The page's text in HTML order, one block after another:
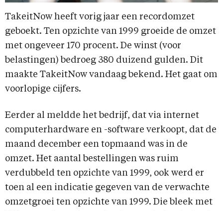
TakeitNow heeft vorig jaar een recordomzet
geboekt. Ten opzichte van 1999 groeide de omzet
met ongeveer 170 procent. De winst (voor
belastingen) bedroeg 380 duizend gulden. Dit
maakte TakeitNow vandaag bekend. Het gaat om
voorlopige cijfers.
Eerder al meldde het bedrijf, dat via internet
computerhardware en -software verkoopt, dat de
maand december een topmaand was in de
omzet. Het aantal bestellingen was ruim
verdubbeld ten opzichte van 1999, ook werd er
toen al een indicatie gegeven van de verwachte
omzetgroei ten opzichte van 1999. Die bleek met